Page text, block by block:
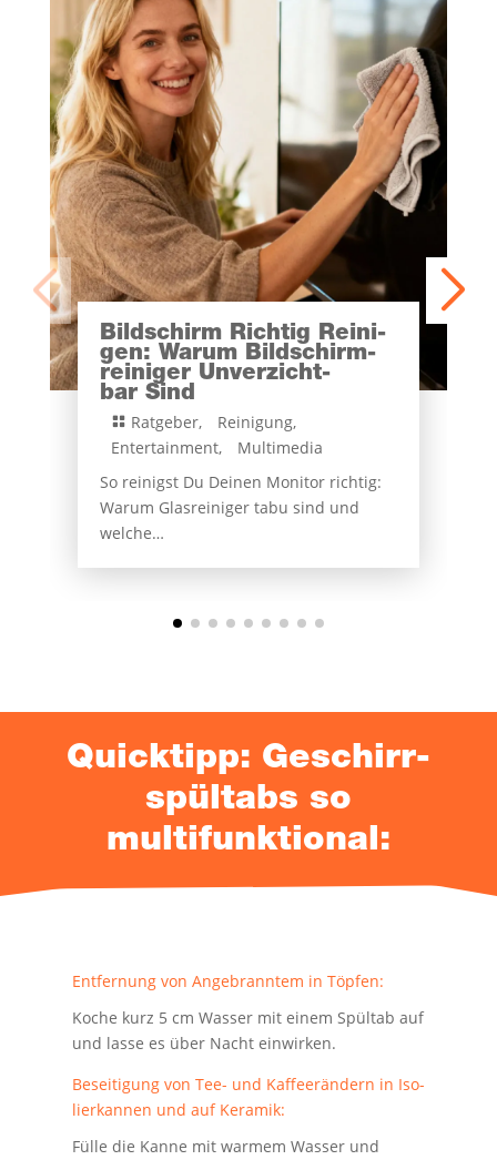
Bild­schirm Rich­tig Rei­ni­
Gen: War­um Bild­schirm­
Rei­ni­ger Unver­zicht­
Bar Sind
 Rat­ge­ber, Rei­ni­gung,
Enter­tain­ment,
Mul­ti­me­dia
So rei­nigst Du Dei­nen Moni­tor rich­tig:
War­um Glas­rei­ni­ger tabu sind und
welche…
Quick­tipp: Geschirr­
spültabs so
multifunktional:
Ent­fer­nung von Ange­brann­tem in Töpfen:
Koche kurz 5 cm Was­ser mit einem Spül­tab auf
und las­se es über Nacht einwirken.
Besei­ti­gung von Tee- und Kaf­fee­rän­dern in Iso­
lier­kan­nen und auf Keramik:
Fül­le die Kan­ne mit war­mem Was­ser und